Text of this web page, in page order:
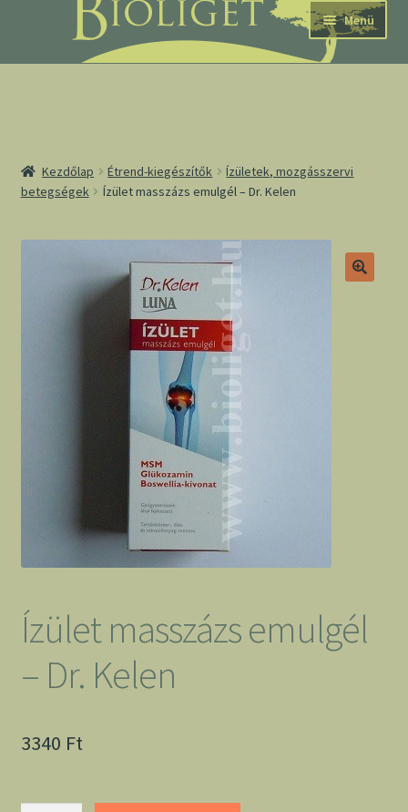
navigációhoz
tartalomba
Menü
Kezdőlap Étrend-kiegészítők
Ízületek, mozgásszervi
betegségek
Ízület masszázs emulgél – Dr. Kelen
Ízület masszázs emulgél
– Dr. Kelen
3340 Ft